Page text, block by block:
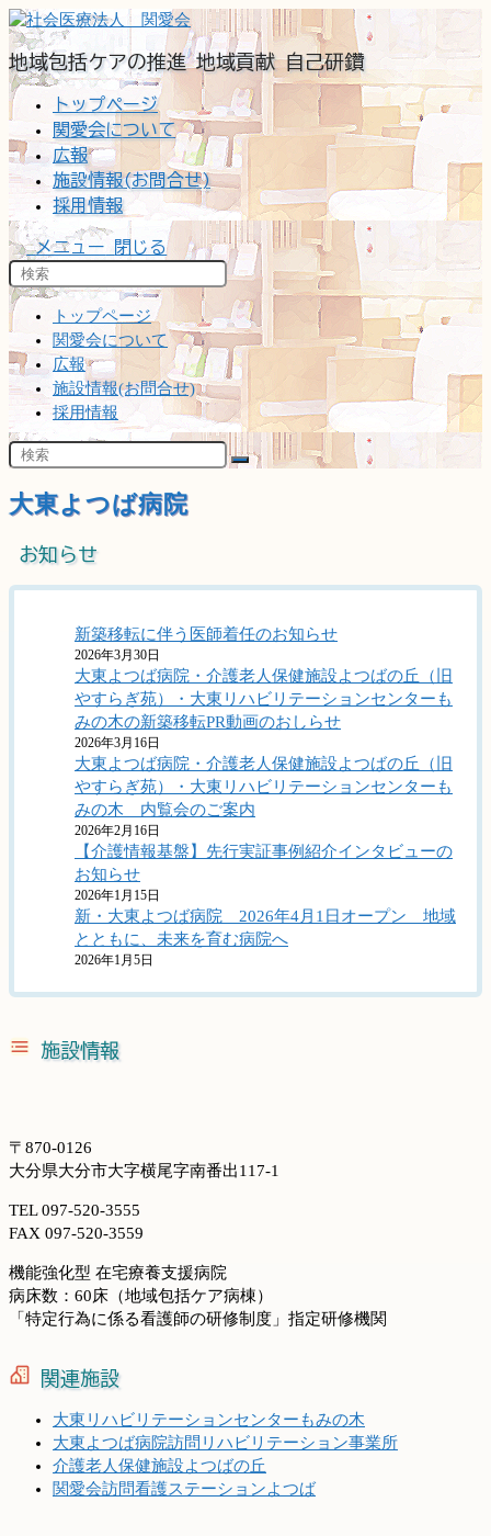
コ
ン
テ
ン
ツ
ス
キ
プ
地域包括ケアの推進 地域貢献 自己研鑽
トップページ
関愛会について
広報
施設情報(お問合せ)
採用情報
メニュー 閉じる
トップページ
関愛会について
広報
施設情報(お問合せ)
採用情報
大東よつば病院
お知らせ
新築移転に伴う医師着任のお知らせ
2026年3月30日
大東よつば病院・介護老人保健施設よつばの丘（旧
やすらぎ苑）・大東リハビリテーションセンターも
みの木の新築移転PR動画のおしらせ
2026年3月16日
大東よつば病院・介護老人保健施設よつばの丘（旧
やすらぎ苑）・大東リハビリテーションセンターも
みの木 内覧会のご案内
2026年2月16日
【介護情報基盤】先行実証事例紹介インタビューの
お知らせ
2026年1月15日
新・大東よつば病院 2026年4月1日オープン 地域
とともに、未来を育む病院へ
2026年1月5日
施設情報
〒870-0126
大分県大分市大字横尾字南番出117-1
TEL 097-520-3555
FAX 097-520-3559
機能強化型 在宅療養支援病院
病床数：60床（地域包括ケア病棟）
「特定行為に係る看護師の研修制度」指定研修機関
関連施設
大東リハビリテーションセンターもみの木
大東よつば病院訪問リハビリテーション事業所
介護老人保健施設よつばの丘
関愛会訪問看護ステーションよつば